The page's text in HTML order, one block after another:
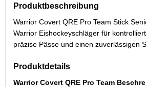
Produktbeschreibung
Warrior Covert QRE Pro Team Stick
Warrior Eishockeyschläger für
präzise Pässe und einen zuverlässigen
Produktdetails
Warrior Covert QRE Pro Team